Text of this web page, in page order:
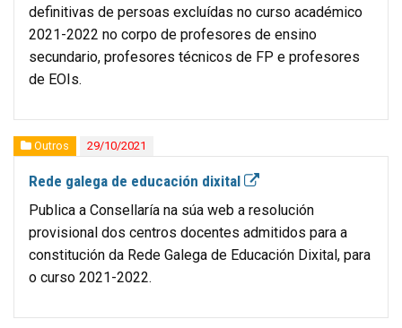
definitivas de persoas excluídas no curso académico
2021-2022 no corpo de profesores de ensino
secundario, profesores técnicos de FP e profesores
de EOIs.
Outros 29/10/2021
Rede galega de educación dixital
Publica a Consellaría na súa web a resolución
provisional dos centros docentes admitidos para a
constitución da Rede Galega de Educación Dixital, para
o curso 2021-2022.